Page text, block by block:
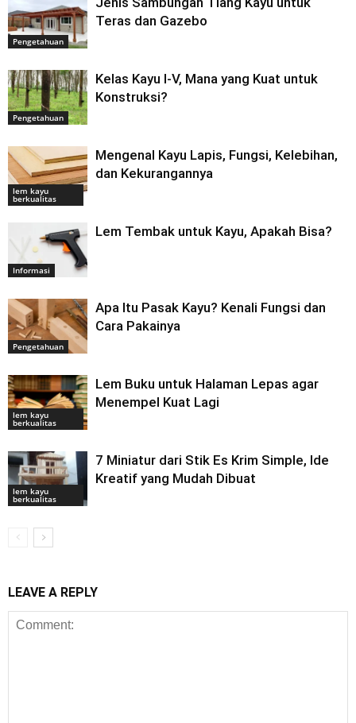
Pengetahuan
Teras dan Gazebo
Pengetahuan
Kelas Kayu I-V, Mana yang Kuat untuk
Konstruksi?
lem kayu
berkualitas
Mengenal Kayu Lapis, Fungsi, Kelebihan,
dan Kekurangannya
Informasi
Lem Tembak untuk Kayu, Apakah Bisa?
Pengetahuan
Apa Itu Pasak Kayu? Kenali Fungsi dan
Cara Pakainya
lem kayu
berkualitas
Lem Buku untuk Halaman Lepas agar
Menempel Kuat Lagi
lem kayu
berkualitas
7 Miniatur dari Stik Es Krim Simple, Ide
Kreatif yang Mudah Dibuat
LEAVE A REPLY